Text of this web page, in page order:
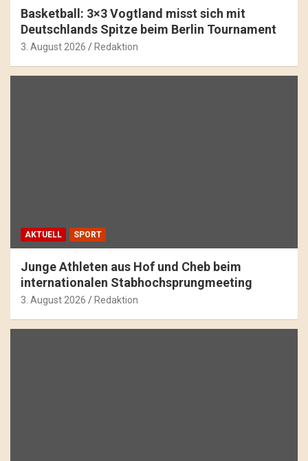
Basketball: 3×3 Vogtland misst sich mit
Deutschlands Spitze beim Berlin Tournament
3. August 2026 Redaktion
AKTUELL SPORT
Junge Athleten aus Hof und Cheb beim
internationalen Stabhochsprungmeeting
3. August 2026 Redaktion